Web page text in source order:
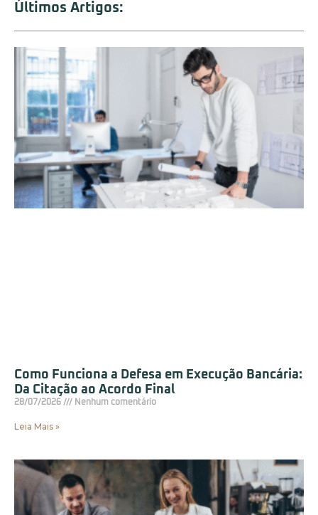
Últimos Artigos:
Como Funciona a Defesa em Execução Bancária:
Da Citação ao Acordo Final
28/07/2026 Nenhum comentário
Leia Mais »